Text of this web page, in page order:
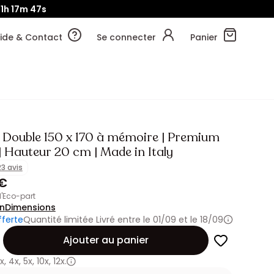
17m 45s
& Contact Se connecter Panier
150 x 170 à mémoire | Premium
Hauteur 20 cm | Made in Italy
avis
part
Dimensions
Quantité limitée Livré entre le 01/09 et le 18/09
Ajouter au panier
, 4x, 5x, 10x, 12x.